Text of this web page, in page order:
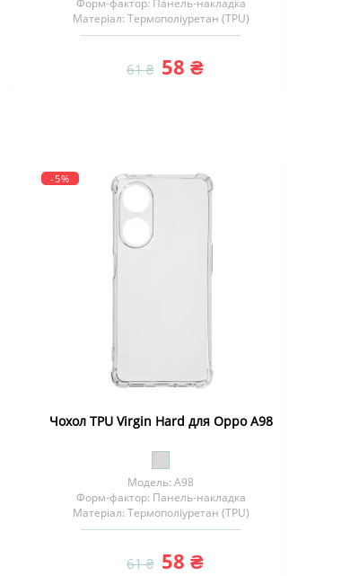
Форм-фактор: Панель-накладка
Матеріал: Термополіуретан (TPU)
61 ₴ 58 ₴
-5%
Чохол TPU Virgin Hard для Oppo A98
Модель: A98
Форм-фактор: Панель-накладка
Матеріал: Термополіуретан (TPU)
61 ₴ 58 ₴